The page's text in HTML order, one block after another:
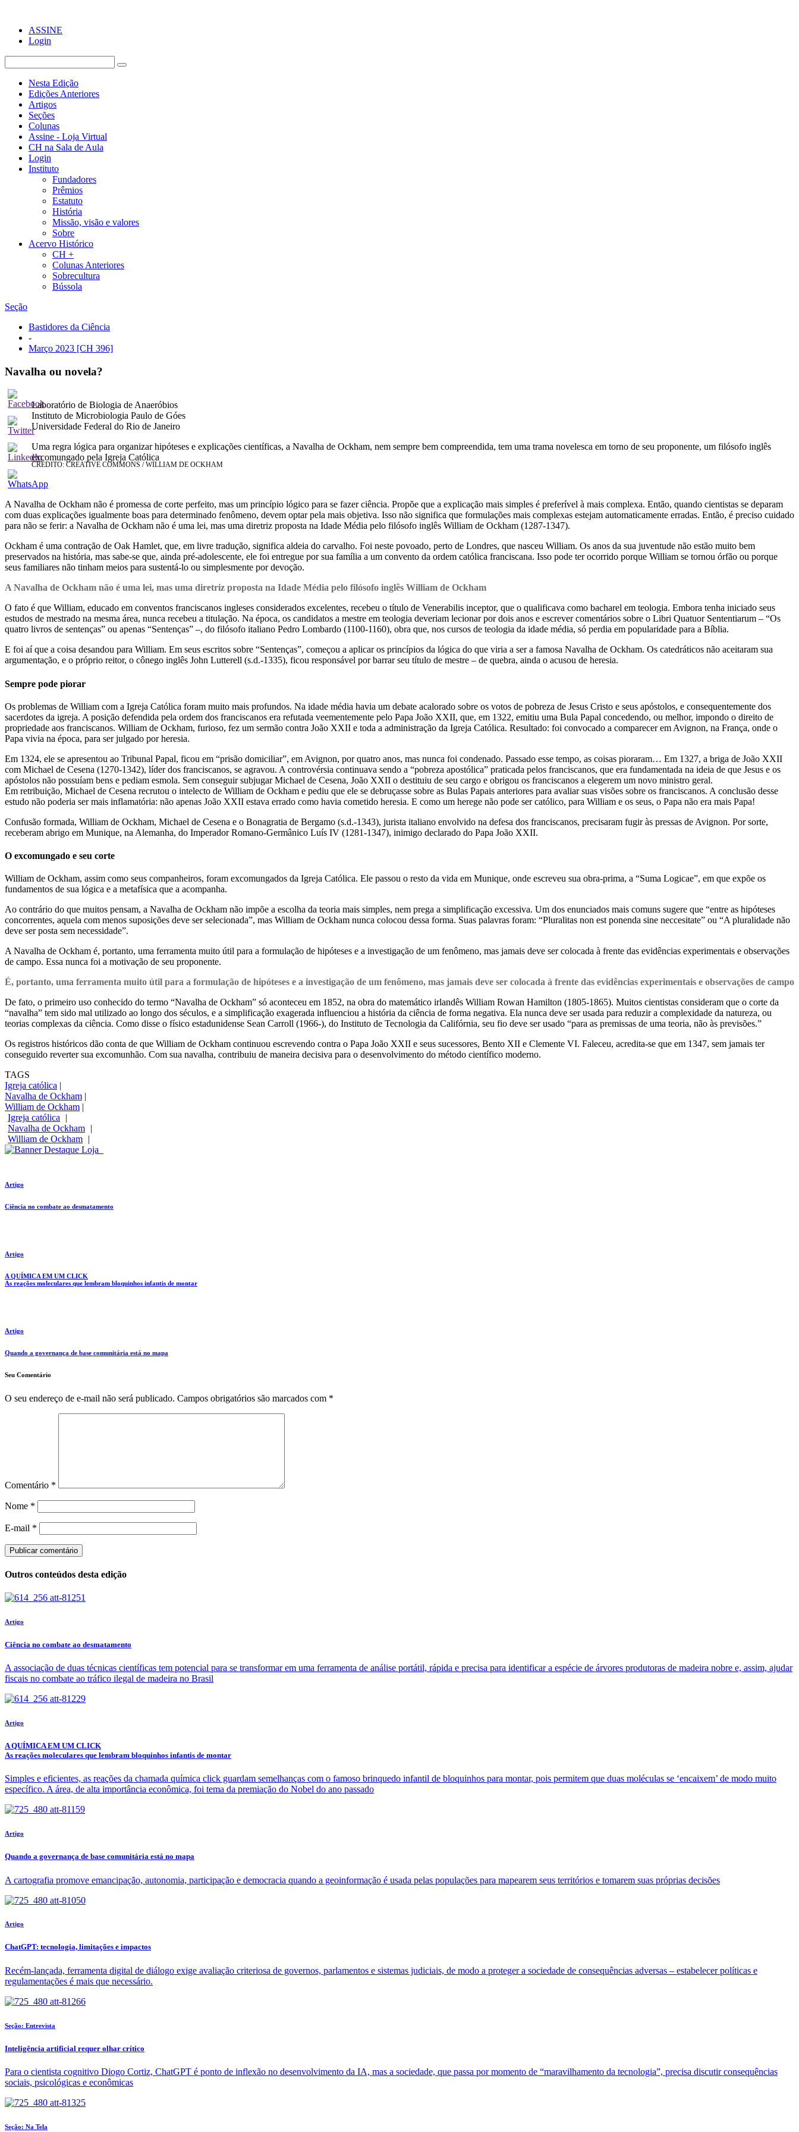
ASSINE
Login
Nesta Edição
Edições Anteriores
Artigos
Seções
Colunas
Assine - Loja Virtual
CH na Sala de Aula
Login
Instituto
Fundadores
Prêmios
Estatuto
História
Missão, visão e valores
Sobre
Acervo Histórico
CH +
Colunas Anteriores
Sobrecultura
Bússola
Seção
Bastidores da Ciência
-
Março 2023 [CH 396]
Navalha ou novela?
Laboratório de Biologia de Anaeróbios
Instituto de Microbiologia Paulo de Góes
Universidade Federal do Rio de Janeiro
Uma regra lógica para organizar hipóteses e explicações científicas, a Navalha de Ockham, nem sempre bem compreendida, tem uma trama novelesca em torno de seu proponente, um filósofo inglês
excomungado pela Igreja Católica
CRÉDITO: CREATIVE COMMONS / WILLIAM DE OCKHAM
A Navalha de Ockham não é promessa de corte perfeito, mas um princípio lógico para se fazer ciência. Propõe que a explicação mais simples é preferível à mais complexa. Então, quando cientistas se deparam
com duas explicações igualmente boas para determinado fenômeno, devem optar pela mais objetiva. Isso não significa que formulações mais complexas estejam automaticamente erradas. Então, é preciso cuidado
para não se ferir: a Navalha de Ockham não é uma lei, mas uma diretriz proposta na Idade Média pelo filósofo inglês William de Ockham (1287-1347).
Ockham é uma contração de Oak Hamlet, que, em livre tradução, significa aldeia do carvalho. Foi neste povoado, perto de Londres, que nasceu William. Os anos da sua juventude não estão muito bem
preservados na história, mas sabe-se que, ainda pré-adolescente, ele foi entregue por sua família a um convento da ordem católica franciscana. Isso pode ter ocorrido porque William se tornou órfão ou porque
seus familiares não tinham meios para sustentá-lo ou simplesmente por devoção.
A Navalha de Ockham não é uma lei, mas uma diretriz proposta na Idade Média pelo filósofo inglês William de Ockham
O fato é que William, educado em conventos franciscanos ingleses considerados excelentes, recebeu o título de Venerabilis inceptor, que o qualificava como bacharel em teologia. Embora tenha iniciado seus
estudos de mestrado na mesma área, nunca recebeu a titulação. Na época, os candidatos a mestre em teologia deveriam lecionar por dois anos e escrever comentários sobre o Libri Quatuor Sententiarum – “Os
quatro livros de sentenças” ou apenas “Sentenças” –, do filósofo italiano Pedro Lombardo (1100-1160), obra que, nos cursos de teologia da idade média, só perdia em popularidade para a Bíblia.
E foi aí que a coisa desandou para William. Em seus escritos sobre “Sentenças”, começou a aplicar os princípios da lógica do que viria a ser a famosa Navalha de Ockham. Os catedráticos não aceitaram sua
argumentação, e o próprio reitor, o cônego inglês John Lutterell (s.d.-1335), ficou responsável por barrar seu título de mestre – de quebra, ainda o acusou de heresia.
Sempre pode piorar
Os problemas de William com a Igreja Católica foram muito mais profundos. Na idade média havia um debate acalorado sobre os votos de pobreza de Jesus Cristo e seus apóstolos, e consequentemente dos
sacerdotes da igreja. A posição defendida pela ordem dos franciscanos era refutada veementemente pelo Papa João XXII, que, em 1322, emitiu uma Bula Papal concedendo, ou melhor, impondo o direito de
propriedade aos franciscanos. William de Ockham, furioso, fez um sermão contra João XXII e toda a administração da Igreja Católica. Resultado: foi convocado a comparecer em Avignon, na França, onde o
Papa vivia na época, para ser julgado por heresia.
Em 1324, ele se apresentou ao Tribunal Papal, ficou em “prisão domiciliar”, em Avignon, por quatro anos, mas nunca foi condenado. Passado esse tempo, as coisas pioraram… Em 1327, a briga de João XXII
com Michael de Cesena (1270-1342), líder dos franciscanos, se agravou. A controvérsia continuava sendo a “pobreza apostólica” praticada pelos franciscanos, que era fundamentada na ideia de que Jesus e os
apóstolos não possuíam bens e pediam esmola. Sem conseguir subjugar Michael de Cesena, João XXII o destituiu de seu cargo e obrigou os franciscanos a elegerem um novo ministro geral.
Em retribuição, Michael de Cesena recrutou o intelecto de William de Ockham e pediu que ele se debruçasse sobre as Bulas Papais anteriores para avaliar suas visões sobre os franciscanos. A conclusão desse
estudo não poderia ser mais inflamatória: não apenas João XXII estava errado como havia cometido heresia. E como um herege não pode ser católico, para William e os seus, o Papa não era mais Papa!
Confusão formada, William de Ockham, Michael de Cesena e o Bonagratia de Bergamo (s.d.-1343), jurista italiano envolvido na defesa dos franciscanos, precisaram fugir às pressas de Avignon. Por sorte,
receberam abrigo em Munique, na Alemanha, do Imperador Romano-Germânico Luís IV (1281-1347), inimigo declarado do Papa João XXII.
O excomungado e seu corte
William de Ockham, assim como seus companheiros, foram excomungados da Igreja Católica. Ele passou o resto da vida em Munique, onde escreveu sua obra-prima, a “Suma Logicae”, em que expõe os
fundamentos de sua lógica e a metafísica que a acompanha.
Ao contrário do que muitos pensam, a Navalha de Ockham não impõe a escolha da teoria mais simples, nem prega a simplificação excessiva. Um dos enunciados mais comuns sugere que “entre as hipóteses
concorrentes, aquela com menos suposições deve ser selecionada”, mas William de Ockham nunca colocou dessa forma. Suas palavras foram: “Pluralitas non est ponenda sine neccesitate” ou “A pluralidade não
deve ser posta sem necessidade”.
A Navalha de Ockham é, portanto, uma ferramenta muito útil para a formulação de hipóteses e a investigação de um fenômeno, mas jamais deve ser colocada à frente das evidências experimentais e observações
de campo. Essa nunca foi a motivação de seu proponente.
É, portanto, uma ferramenta muito útil para a formulação de hipóteses e a investigação de um fenômeno, mas jamais deve ser colocada à frente das evidências experimentais e observações de campo
De fato, o primeiro uso conhecido do termo “Navalha de Ockham” só aconteceu em 1852, na obra do matemático irlandês William Rowan Hamilton (1805-1865). Muitos cientistas consideram que o corte da
“navalha” tem sido mal utilizado ao longo dos séculos, e a simplificação exagerada influenciou a história da ciência de forma negativa. Ela nunca deve ser usada para reduzir a complexidade da natureza, ou
teorias complexas da ciência. Como disse o físico estadunidense Sean Carroll (1966-), do Instituto de Tecnologia da Califórnia, seu fio deve ser usado “para as premissas de uma teoria, não às previsões.”
Os registros históricos dão conta de que William de Ockham continuou escrevendo contra o Papa João XXII e seus sucessores, Bento XII e Clemente VI. Faleceu, acredita-se que em 1347, sem jamais ter
conseguido reverter sua excomunhão. Com sua navalha, contribuiu de maneira decisiva para o desenvolvimento do método científico moderno.
TAGS
Igreja católica |
Navalha de Ockham |
William de Ockham |
Igreja católica
|
Navalha de Ockham |
William de Ockham |
Artigo
Ciência no combate ao desmatamento
Artigo
A QUÍMICA EM UM CLICK
As reações moleculares que lembram bloquinhos infantis de montar
Artigo
Quando a governança de base comunitária está no mapa
Seu Comentário
O seu endereço de e-mail não será publicado. Campos obrigatórios são marcados com *
Comentário *
Nome *
E-mail *
Outros conteúdos desta edição
Artigo
Ciência no combate ao desmatamento
A associação de duas técnicas científicas tem potencial para se transformar em uma ferramenta de análise portátil, rápida e precisa para identificar a espécie de árvores produtoras de madeira nobre e, assim, ajudar
fiscais no combate ao tráfico ilegal de madeira no Brasil
Artigo
A QUÍMICA EM UM CLICK
As reações moleculares que lembram bloquinhos infantis de montar
Simples e eficientes, as reações da chamada química click guardam semelhanças com o famoso brinquedo infantil de bloquinhos para montar, pois permitem que duas moléculas se ‘encaixem’ de modo muito
específico. A área, de alta importância econômica, foi tema da premiação do Nobel do ano passado
Artigo
Quando a governança de base comunitária está no mapa
A cartografia promove emancipação, autonomia, participação e democracia quando a geoinformação é usada pelas populações para mapearem seus territórios e tomarem suas próprias decisões
Artigo
ChatGPT: tecnologia, limitações e impactos
Recém-lançada, ferramenta digital de diálogo exige avaliação criteriosa de governos, parlamentos e sistemas judiciais, de modo a proteger a sociedade de consequências adversas – estabelecer políticas e
regulamentações é mais que necessário.
Seção: Entrevista
Inteligência artificial requer olhar crítico
Para o cientista cognitivo Diogo Cortiz, ChatGPT é ponto de inflexão no desenvolvimento da IA, mas a sociedade, que passa por momento de “maravilhamento da tecnologia”, precisa discutir consequências
sociais, psicológicas e econômicas
Seção: Na Tela